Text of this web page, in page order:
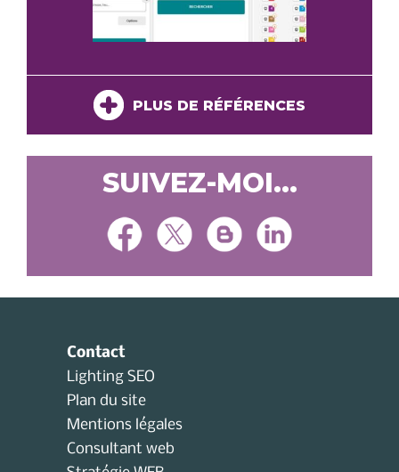
PLUS DE RÉFÉRENCES
SUIVEZ-MOI...
Contact
Lighting SEO
Plan du site
Mentions légales
Consultant web